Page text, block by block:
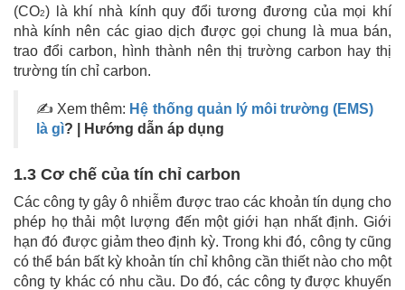
(CO2) là khí nhà kính quy đổi tương đương của mọi khí
nhà kính nên các giao dịch được gọi chung là mua bán,
trao đổi carbon, hình thành nên thị trường carbon hay thị
trường tín chỉ carbon.
✍ Xem thêm: Hệ thống quản lý môi trường (EMS)
là gì? | Hướng dẫn áp dụng
1.3 Cơ chế của tín chỉ carbon
Các công ty gây ô nhiễm được trao các khoản tín dụng cho
phép họ thải một lượng đến một giới hạn nhất định. Giới
hạn đó được giảm theo định kỳ. Trong khi đó, công ty cũng
có thể bán bất kỳ khoản tín chỉ không cần thiết nào cho một
công ty khác có nhu cầu. Do đó, các công ty được khuyến